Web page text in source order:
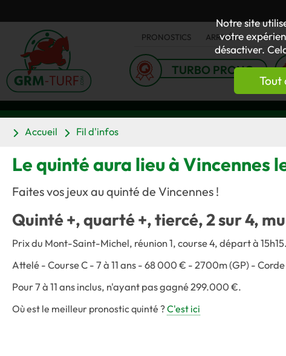
Notre site
votre
désactiver.
Tout
PRONOSTICS ARRIVÉES ACTUS
TURBO PRONO
Accueil Fil d'infos
Le quinté aura lieu à Vincennes
Faites vos jeux au quinté de Vincennes !
Quinté +, quarté +, tiercé, 2 sur 4,
Prix du Mont-Saint-Michel, réunion 1, course 4, départ à 15h15.
Attelé - Course C - 7 à 11 ans - 68 000 € - 2700m (GP) -
Pour 7 à 11 ans inclus, n'ayant pas gagné 299.000 €.
Où est le meilleur pronostic quinté ?C'est ici